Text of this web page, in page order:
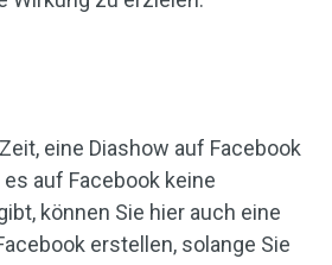
eine Diashow auf Facebook
auf Facebook keine
können Sie hier auch eine
erstellen, solange Sie